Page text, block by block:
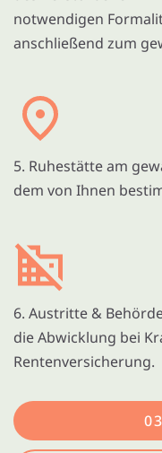
notwendigen
anschließend zum
5. Ruhestätte am
dem von Ihnen
6. Austritte &
die Abwicklung bei
Rentenversicherung.